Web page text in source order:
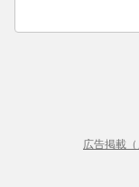
広告掲載